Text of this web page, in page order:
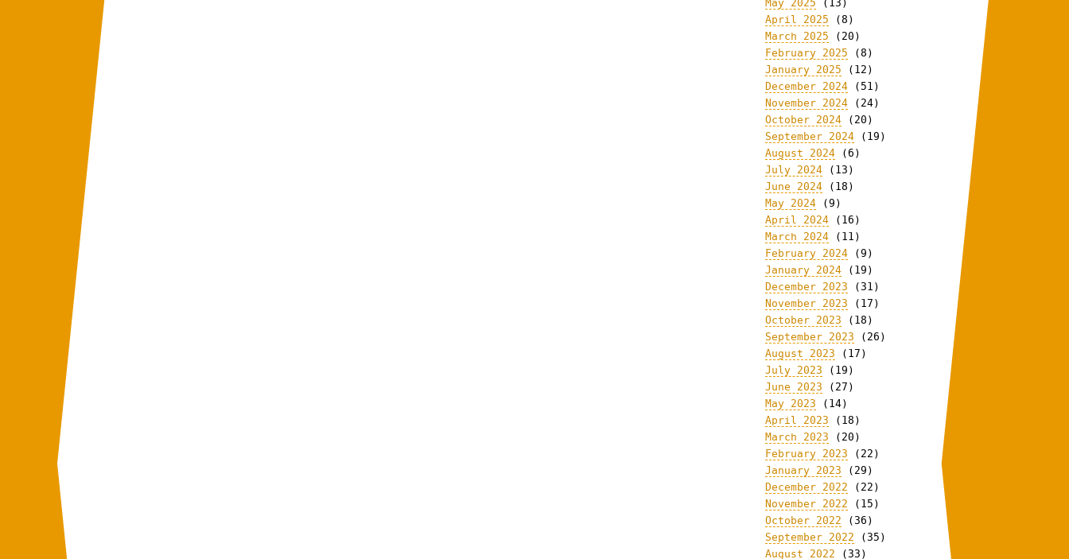
May 2025 (13)
April 2025 (8)
March 2025 (20)
February 2025 (8)
January 2025 (12)
December 2024 (51)
November 2024 (24)
October 2024 (20)
September 2024 (19)
August 2024 (6)
July 2024 (13)
June 2024 (18)
May 2024 (9)
April 2024 (16)
March 2024 (11)
February 2024 (9)
January 2024 (19)
December 2023 (31)
November 2023 (17)
October 2023 (18)
September 2023 (26)
August 2023 (17)
July 2023 (19)
June 2023 (27)
May 2023 (14)
April 2023 (18)
March 2023 (20)
February 2023 (22)
January 2023 (29)
December 2022 (22)
November 2022 (15)
October 2022 (36)
September 2022 (35)
August 2022 (33)